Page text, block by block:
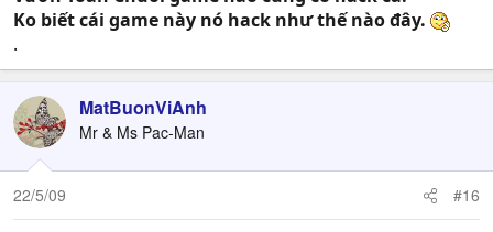
Ko biết cái game này nó hack như thế nào đây.
.
MatBuonViAnh
Mr & Ms Pac-Man
22/5/09 #16